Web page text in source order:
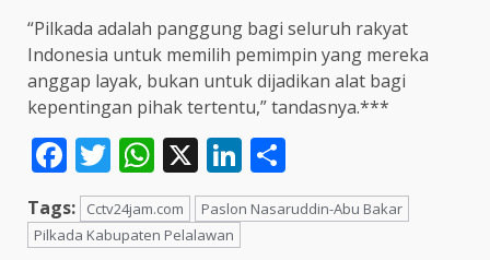
“Pilkada adalah panggung bagi seluruh rakyat
Indonesia untuk memilih pemimpin yang mereka
anggap layak, bukan untuk dijadikan alat bagi
kepentingan pihak tertentu,” tandasnya.***
Facebook
Twitter
WhatsApp
X LinkedIn
Tags: Cctv24jam.com
Paslon Nasaruddin-Abu Bakar
Pilkada Kabupaten Pelalawan